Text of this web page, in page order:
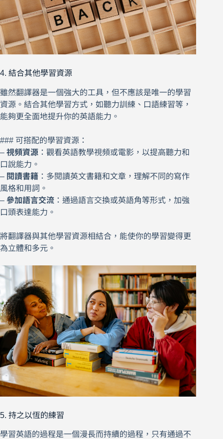
4. 結合其他學習資源
雖然翻譯器是一個強大的工具，但不應該是唯一的學習
資源。結合其他學習方式，如聽力訓練、口語練習等，
能夠更全面地提升你的英語能力。
### 可搭配的學習資源：
– 視頻資源 ：觀看英語教學視頻或電影，以提高聽力和
口說能力。
– 閱讀書籍 ：多閱讀英文書籍和文章，理解不同的寫作
風格和用詞。
– 參加語言交流 ：通過語言交換或英語角等形式，加強
口頭表達能力。
將翻譯器與其他學習資源相結合，能使你的學習變得更
為立體和多元。
5. 持之以恆的練習
學習英語的過程是一個漫長而持續的過程，只有通過不